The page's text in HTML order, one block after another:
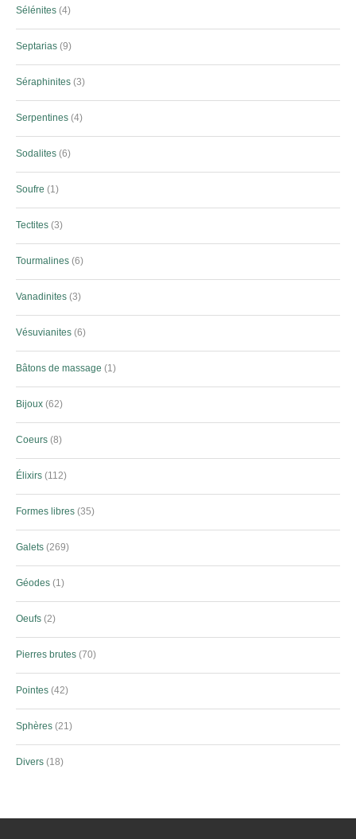
Sélénites 4
Septarias 9
Séraphinites 3
Serpentines 4
Sodalites 6
Soufre 1
Tectites 3
Tourmalines 6
Vanadinites 3
Vésuvianites 6
Bâtons de massage 1
Bijoux 62
Coeurs 8
Élixirs 112
Formes libres 35
Galets 269
Géodes 1
Oeufs 2
Pierres brutes 70
Pointes 42
Sphères 21
Divers 18